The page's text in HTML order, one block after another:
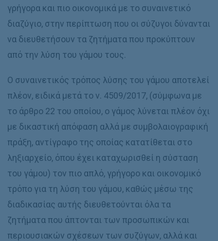
γρήγορα και πιο οικονομικά με το συναινετικό
διαζύγιο, στην περίπτωση που οι σύζυγοι δύνανται
να διευθετήσουν τα ζητήματα που προκύπτουν
από την λύση του γάμου τους.
Ο συναινετικός τρόπος λύσης του γάμου αποτελεί
πλέον, ειδικά μετά το ν. 4509/2017, (σύμφωνα με
το άρθρο 22 του οποίου, ο γάμος λύνεται πλέον όχι
με δικαστική απόφαση αλλά με συμβολαιογραφική
πράξη, αντίγραφο της οποίας κατατίθεται στο
ληξιαρχείο, όπου έχει καταχωρισθεί η σύσταση
του γάμου) τον πιο απλό, γρήγορο και οικονομικό
τρόπο για τη λύση του γάμου, καθώς μέσω της
διαδικασίας αυτής διευθετούνται όλα τα
ζητήματα που άπτονται των προσωπικών και
περιουσιακών σχέσεων των συζύγων, αλλά και